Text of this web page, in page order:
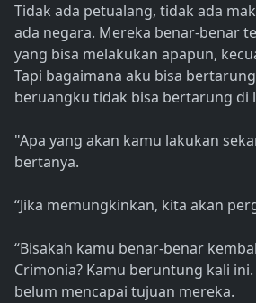
Tidak ada petualang, tidak ada
ada negara. Mereka benar-benar
yang bisa melakukan apapun,
Tapi bagaimana aku bisa
beruangku tidak bisa bertarung di
"Apa yang akan kamu lakukan
bertanya.
“Jika memungkinkan, kita akan
“Bisakah kamu benar-benar
Crimonia? Kamu beruntung kali
belum mencapai tujuan mereka.